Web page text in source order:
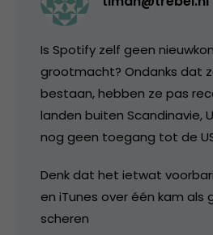
Is Spotify zelf geen
grootmacht? Ondanks dat
bestaan, hebben ze pas
landen buiten Scandinavie,
nog geen toegang tot de
Denk dat het ietwat
en iTunes over één kam
scheren